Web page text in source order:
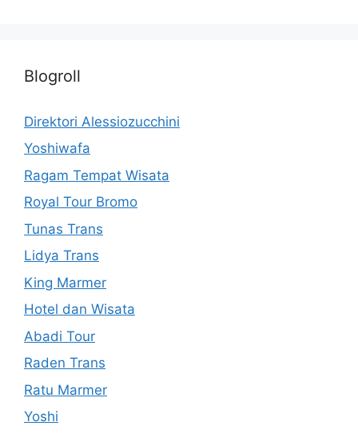
Blogroll
Direktori Alessiozucchini
Yoshiwafa
Ragam Tempat Wisata
Royal Tour Bromo
Tunas Trans
Lidya Trans
King Marmer
Hotel dan Wisata
Abadi Tour
Raden Trans
Ratu Marmer
Yoshi